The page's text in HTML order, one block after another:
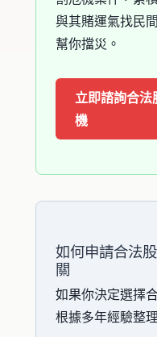
與其賭運氣找民
幫你擋災。
立即諮詢合
機
如何申請合法
關
如果你決定選擇
根據多年經驗整